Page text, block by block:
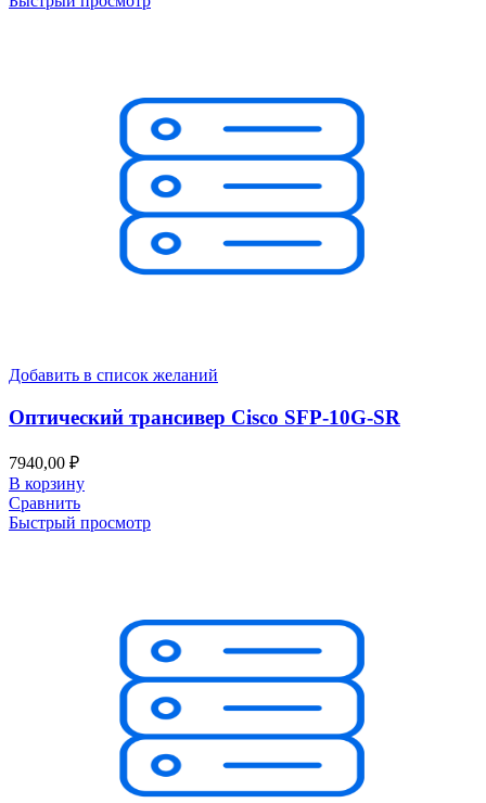
Добавить в список желаний
Оптический трансивер Cisco SFP-10G-SR
7940,00 ₽
В корзину
Сравнить
Быстрый просмотр